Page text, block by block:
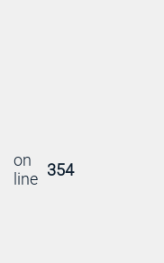
on
line 354